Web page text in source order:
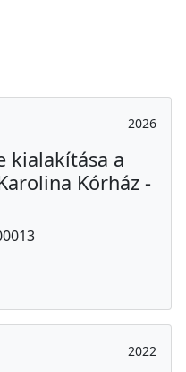
2026
kialakítása a
Kórház -
2022